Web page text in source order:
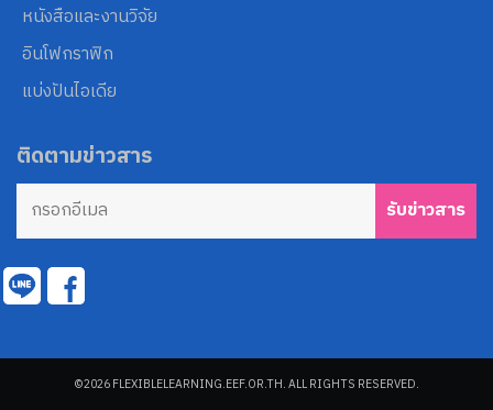
หนังสือและงานวิจัย
อินโฟกราฟิก
แบ่งปันไอเดีย
ติดตามข่าวสาร
©2026 FLEXIBLELEARNING.EEF.OR.TH. ALL RIGHTS RESERVED.